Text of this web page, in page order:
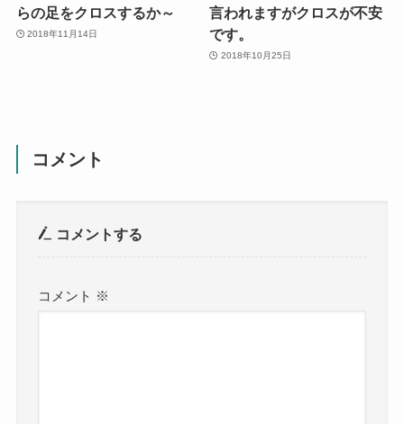
らの足をクロスするか～
2018年11月14日
言われますがクロスが不安
です。
2018年10月25日
コメント
コメントする
コメント ※